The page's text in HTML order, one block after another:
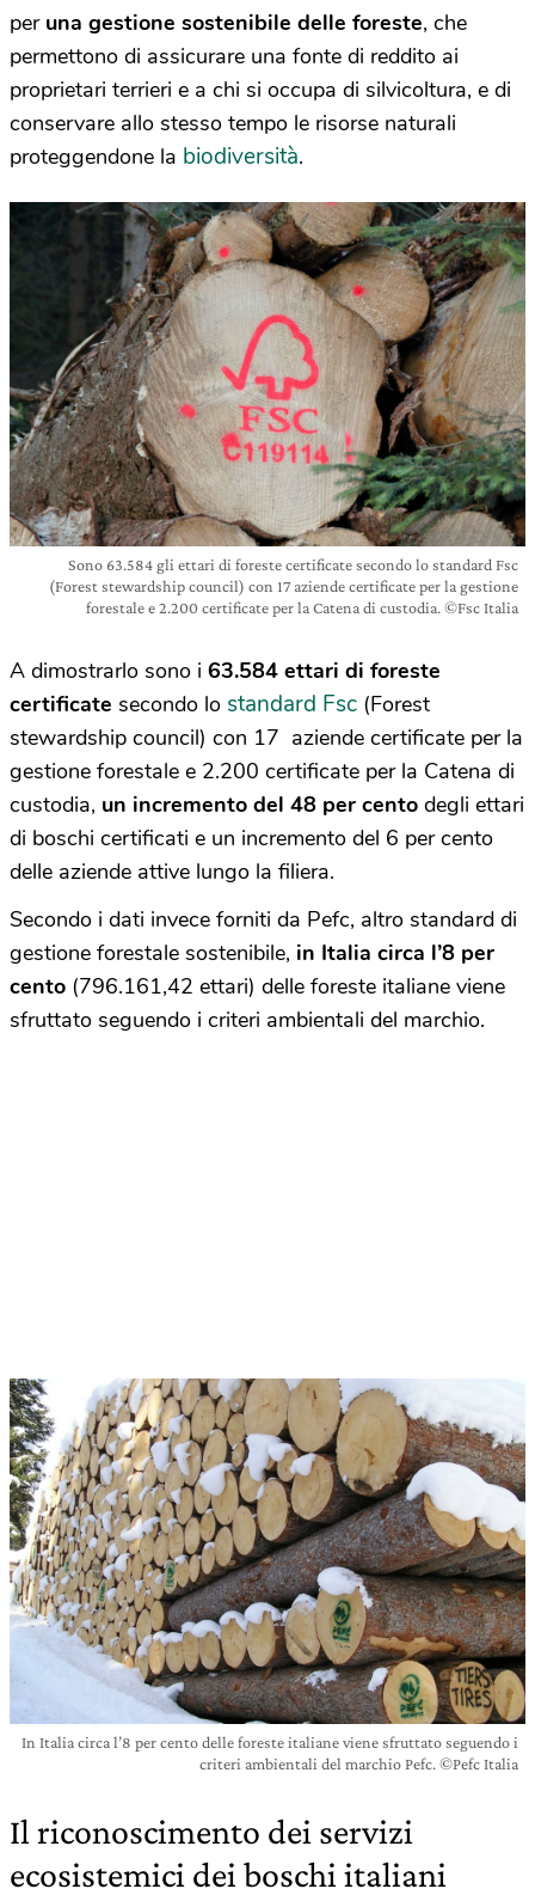
per una gestione sostenibile delle foreste, che
permettono di assicurare una fonte di reddito ai
proprietari terrieri e a chi si occupa di silvicoltura, e di
conservare allo stesso tempo le risorse naturali
proteggendone la biodiversità.
Sono 63.584 gli ettari di foreste certificate secondo lo standard Fsc
(Forest stewardship council) con 17 aziende certificate per la gestione
forestale e 2.200 certificate per la Catena di custodia. ©Fsc Italia
A dimostrarlo sono i 63.584 ettari di foreste
certificate secondo lo standard Fsc (Forest
stewardship council) con 17 aziende certificate per la
gestione forestale e 2.200 certificate per la Catena di
custodia, un incremento del 48 per cento degli ettari
di boschi certificati e un incremento del 6 per cento
delle aziende attive lungo la filiera.
Secondo i dati invece forniti da Pefc, altro standard di
gestione forestale sostenibile, in Italia circa l’8 per
cento (796.161,42 ettari) delle foreste italiane viene
sfruttato seguendo i criteri ambientali del marchio.
In Italia circa l’8 per cento delle foreste italiane viene sfruttato seguendo i
criteri ambientali del marchio Pefc. ©Pefc Italia
Il riconoscimento dei servizi
ecosistemici dei boschi italiani